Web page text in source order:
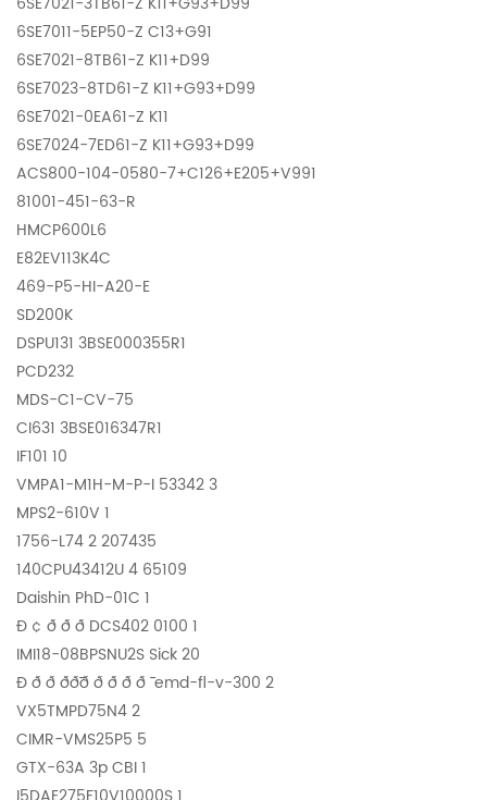
6SE7011-5EP50-Z C13+G91
6SE7021-8TB61-Z K11+D99
6SE7023-8TD61-Z K11+G93+D99
6SE7021-0EA61-Z K11
6SE7024-7ED61-Z K11+G93+D99
ACS800-104-0580-7+C126+E205+V991
81001-451-63-R
HMCP600L6
E82EV113K4C
469-P5-HI-A20-E
SD200K
DSPU131 3BSE000355R1
PCD232
MDS-C1-CV-75
CI631 3BSE016347R1
IF101 10
VMPA1-M1H-M-P-I 53342 3
MPS2-610V 1
1756-L74 2 207435
140CPU43412U 4 65109
Daishin PhD-01C 1
Ð ¢ ð ð ð DCS402 0100 1
IMI18-08BPSNU2S Sick 20
Ð ð ð ðð¯ð ð ð ð ð ¯ emd-fl-v-300 2
VX5TMPD75N4 2
CIMR-VMS25P5 5
GTX-63A 3p CBI 1